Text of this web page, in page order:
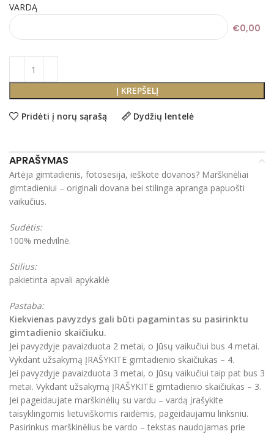
VARDĄ
€0,00
Į KREPŠELĮ
Pridėti į norų sąrašą Dydžių lentelė
APRAŠYMAS
Artėja gimtadienis, fotosesija, ieškote dovanos? Marškinėliai
gimtadieniui – originali dovana bei stilinga apranga papuošti
vaikučius.
Sudėtis:
100% medvilnė.
Stilius:
pakietinta apvali apykaklė
Pastaba:
Kiekvienas pavyzdys gali būti pagamintas su pasirinktu
gimtadienio skaičiuku.
Jei pavyzdyje pavaizduota 2 metai, o Jūsų vaikučiui bus 4 metai.
Vykdant užsakymą ĮRAŠYKITE gimtadienio skaičiukas – 4.
Jei pavyzdyje pavaizduota 3 metai, o Jūsų vaikučiui taip pat bus 3
metai. Vykdant užsakymą ĮRAŠYKITE gimtadienio skaičiukas – 3.
Jei pageidaujate marškinėlių su vardu – vardą įrašykite
taisyklingomis lietuviškomis raidėmis, pageidaujamu linksniu.
Pasirinkus marškinėlius be vardo – tekstas naudojamas prie